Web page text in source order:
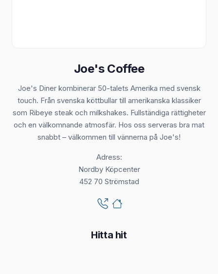
Joe's Coffee
Joe's Diner kombinerar 50-talets Amerika med svensk
touch. Från svenska köttbullar till amerikanska klassiker
som Ribeye steak och milkshakes. Fullständiga rättigheter
och en välkomnande atmosfär. Hos oss serveras bra mat
snabbt – välkommen till vännerna på Joe's!
Adress:
Nordby Köpcenter
452 70 Strömstad
Hitta hit